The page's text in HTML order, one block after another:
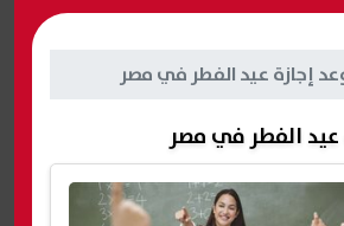
إجازة عيد الفطر في مصر
عيد الفطر في مصر